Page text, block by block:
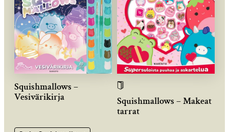
Squishmallows –
Vesivärikirja
Squishmallows – Makeat
tarrat